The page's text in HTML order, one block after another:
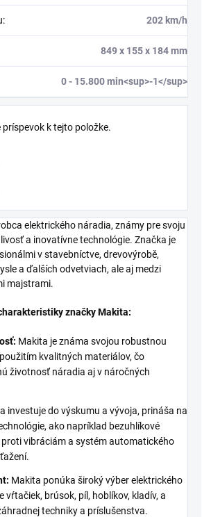
: 202 km/h
849 x 155 x 184 mm
0 - 15.800 min<sup>-1</sup>
k tejto položke.
elektrického náradia, známy pre svoju
a inovatívne technológie. Značka je
v stavebníctve, drevovýrobě,
a ďalších odvetviach, ale aj medzi
majstrami.
značky Makita:
Makita je známa svojou robustnou
kvalitných materiálov, čo
životnosť náradia aj v náročných
investuje do výskumu a vývoja, prináša na
ako napríklad bezuhlíkové
vibráciám a systém automatického
Makita ponúka široký výber elektrického
vŕtačiek, brúsok, píl, hoblíkov, kladív, a
techniky a príslušenstva.